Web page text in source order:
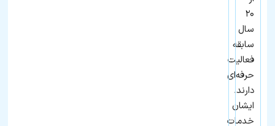
۲۰
سال
سابقه
فعالیت
حرفه‌ای
دارند.
ایشان
خدمات